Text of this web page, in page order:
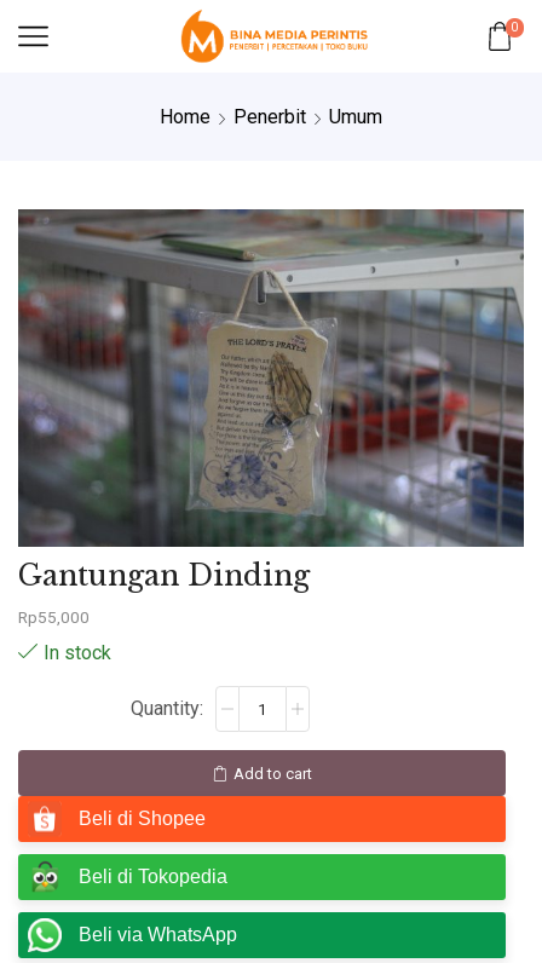
0
Home Penerbit Umum
Gantungan Dinding
Rp55,000
In stock
Add to cart
Beli di Shopee
Beli di Tokopedia
Beli via WhatsApp